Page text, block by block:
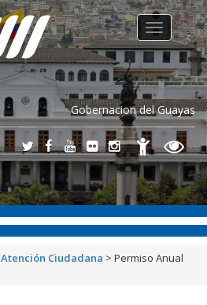
Gobernacion del Guayas
Toggle
navigation
Atención Ciudadana > Permiso Anual